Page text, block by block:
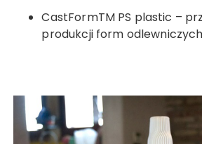
CastFormTM PS plastic –
produkcji form odlewniczych